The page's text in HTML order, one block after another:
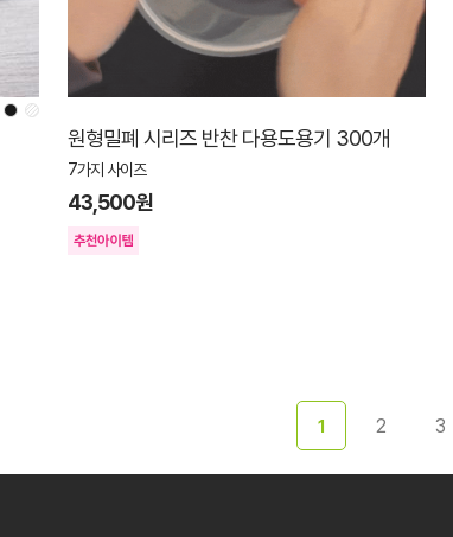
원형밀폐 시리즈 반찬 다용도용기 300개
7가지 사이즈
43,500원
1 2 3